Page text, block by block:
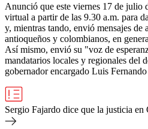
Anunció que este viernes 17 de julio
virtual a partir de las 9.30 a.m. para
y, mientras tando, envió mensajes de
antioqueños y colombianos, en
Así mismo, envió su "voz de
mandatarios locales y regionales del
gobernador encargado Luis Fernando
Sergio Fajardo dice que la justicia